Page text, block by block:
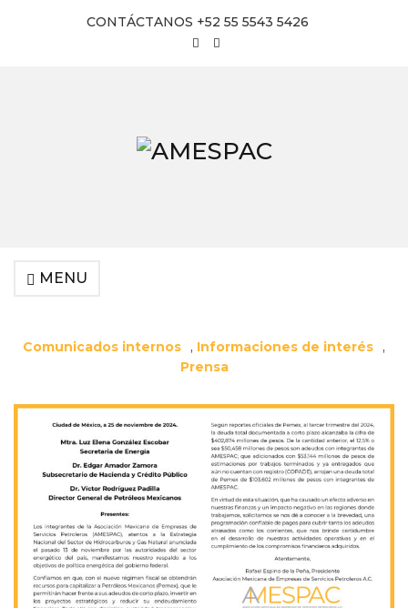
CONTÁCTANOS +52 55 5543 5426
MENU
Comunicados internos , Informaciones de interés
,
Prensa